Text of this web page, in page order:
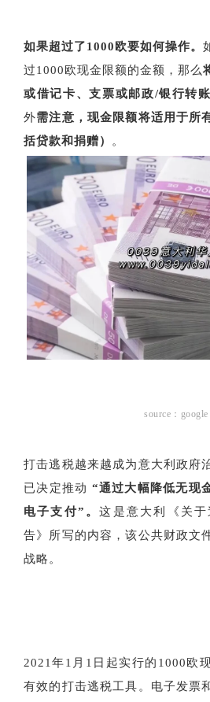
如果超过了1000欧要如何操作。
过1000欧现金限额的金额，那么
或借记卡、支票或邮政/银行转
外需注意，现金限额将适用于所
括贷款和捐赠） 。
source：google
打击逃税越来越成为意大利政府
已决定推动 “通过大幅降低无现
电子支付”。这是意大利《关
告》所写的内容，该公共财政文
战略。
2021年1月1日起实行的1000欧
有效的打击逃税工具。电子发票